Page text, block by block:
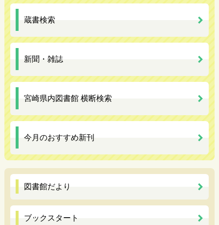
蔵書検索
新聞・雑誌
宮崎県内図書館 横断検索
今月のおすすめ新刊
図書館だより
ブックスタート